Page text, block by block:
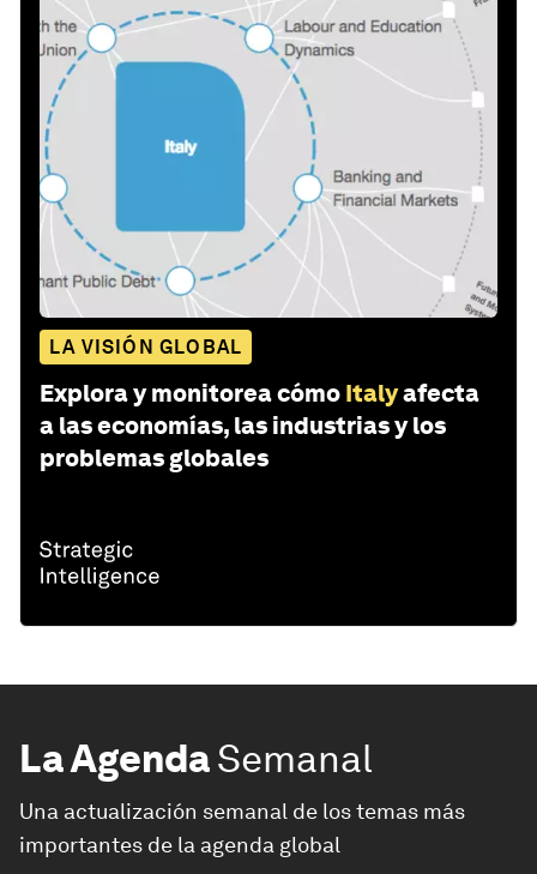
LA VISIÓN GLOBAL
Explora y monitorea cómo Italyafecta
a las economías, las industrias y los
problemas globales
La AgendaSemanal
Una actualización semanal de los temas más
importantes de la agenda global